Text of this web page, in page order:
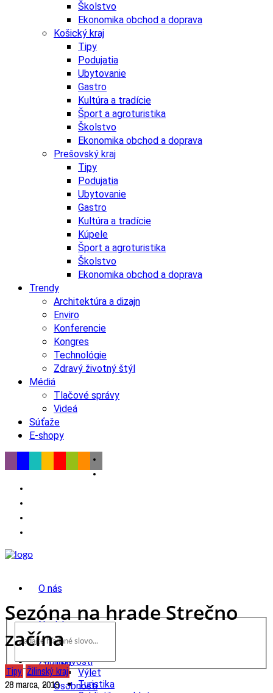
Školstvo
Ekonomika obchod a doprava
Košický kraj
Tipy
Podujatia
Ubytovanie
Gastro
Kultúra a tradície
Šport a agroturistika
Školstvo
Ekonomika obchod a doprava
Prešovský kraj
Tipy
Podujatia
Ubytovanie
Gastro
Kultúra a tradície
Kúpele
Šport a agroturistika
Školstvo
Ekonomika obchod a doprava
Trendy
Architektúra a dizajn
Enviro
Konferencie
Kongres
Technológie
Zdravý životný štýl
Médiá
Tlačové správy
Videá
Súťaže
E-shopy
O nás
Novinky
wow
Tipy
Výlet
Turistika
Zaujímavosti
Osobnosti
Sezóna na hrade Strečno
začína
Tipy Žilinský kraj
28 marca, 2019